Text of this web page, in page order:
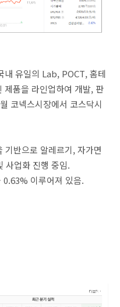
유일의 Lab, POCT, 홈테
제품을 라인업하여 개발, 판
코넥스시장에서 코스닥시
기반으로 알레르기, 자가면
사업화 진행 중임.
이루어져 있음.